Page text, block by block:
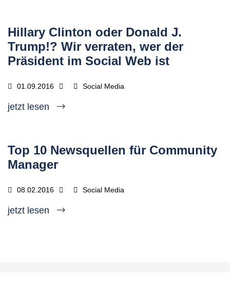
Hillary Clinton oder Donald J.
Trump!? Wir verraten, wer der
Präsident im Social Web ist
01.09.2016 Social Media
jetzt lesen
Top 10 Newsquellen für Community
Manager
08.02.2016 Social Media
jetzt lesen